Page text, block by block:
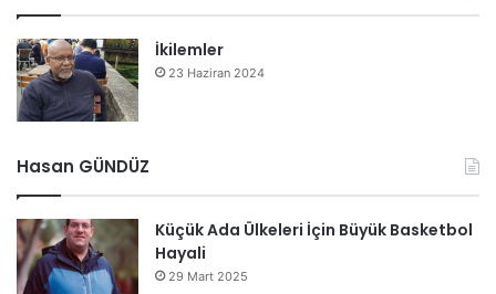
İkilemler
23 Haziran 2024
Hasan GÜNDÜZ
Küçük Ada Ülkeleri İçin Büyük Basketbol
Hayali
29 Mart 2025